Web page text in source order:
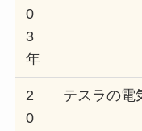
0
3
年
2
0
テスラの電